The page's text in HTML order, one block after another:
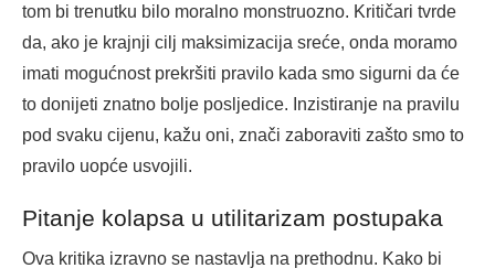
tom bi trenutku bilo moralno monstruozno. Kritičari tvrde
da, ako je krajnji cilj maksimizacija sreće, onda moramo
imati mogućnost prekršiti pravilo kada smo sigurni da će
to donijeti znatno bolje posljedice. Inzistiranje na pravilu
pod svaku cijenu, kažu oni, znači zaboraviti zašto smo to
pravilo uopće usvojili.
Pitanje kolapsa u utilitarizam postupaka
Ova kritika izravno se nastavlja na prethodnu. Kako bi